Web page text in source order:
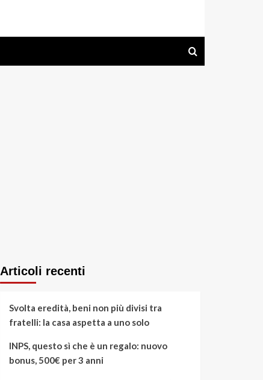
Articoli recenti
Svolta eredità, beni non più divisi tra
fratelli: la casa aspetta a uno solo
INPS, questo sì che è un regalo: nuovo
bonus, 500€ per 3 anni